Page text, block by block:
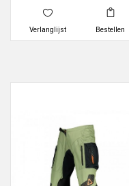
Verlanglijst Bestellen